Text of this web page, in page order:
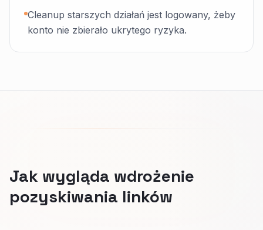
Cleanup starszych działań jest logowany, żeby
konto nie zbierało ukrytego ryzyka.
Jak wygląda wdrożenie
pozyskiwania linków